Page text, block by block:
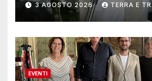
3 AGOSTO 2026 TERRA E
EVENTI